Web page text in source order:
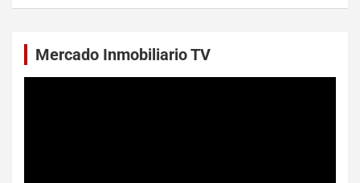
Mercado Inmobiliario TV